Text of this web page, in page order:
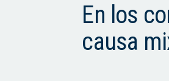
En los
causa